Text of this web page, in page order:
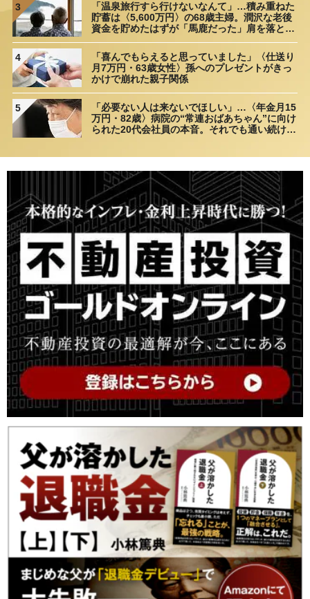
3
「温泉旅行すら行けないなんて」…積み重ねた
貯蓄は〈5,600万円〉の68歳主婦。潤沢な老後
資金を貯めたはずが「馬鹿だった」肩を落とす
4
「喜んでもらえると思っていました」〈仕送り
月7万円・63歳女性〉孫へのプレゼントがきっ
かけで崩れた親子関係
5
「必要ない人は来ないでほしい」…〈年金月15
万円・82歳〉病院の“常連おばあちゃん”に向け
られた20代会社員の本音。それでも通い続ける